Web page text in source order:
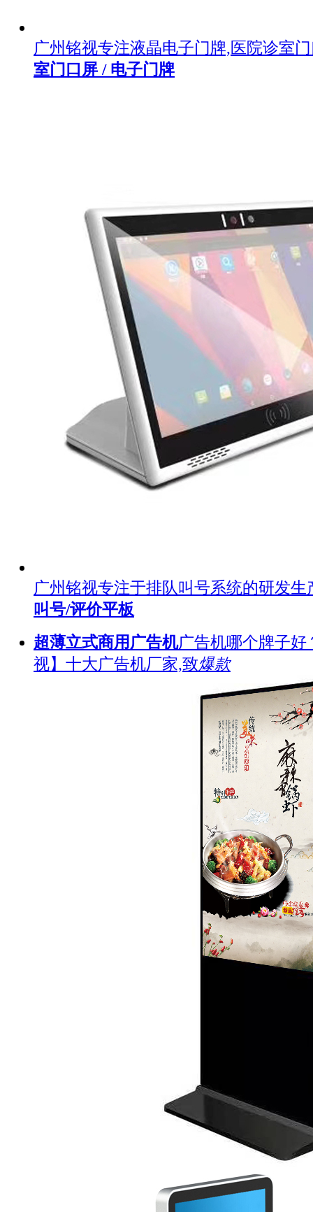
广州铭视专注液晶电子门牌,医院诊室
室门口屏 / 电子门牌
广州铭视专注于排队叫号系统的研发
叫号/评价平板
超薄立式商用广告机广告机哪个牌子好
视】十大广告机厂家,致爆款